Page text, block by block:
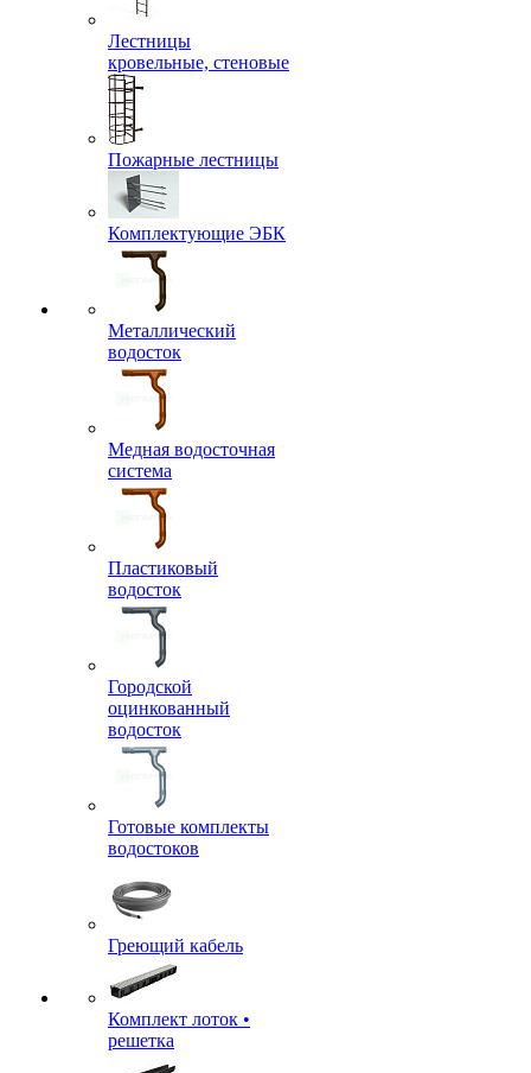
Лестницы
кровельные, стеновые
Пожарные лестницы
Комплектующие ЭБК
Металлический
водосток
Медная водосточная
система
Пластиковый
водосток
Городской
оцинкованный
водосток
Готовые комплекты
водостоков
Греющий кабель
Комплект лоток •
решетка